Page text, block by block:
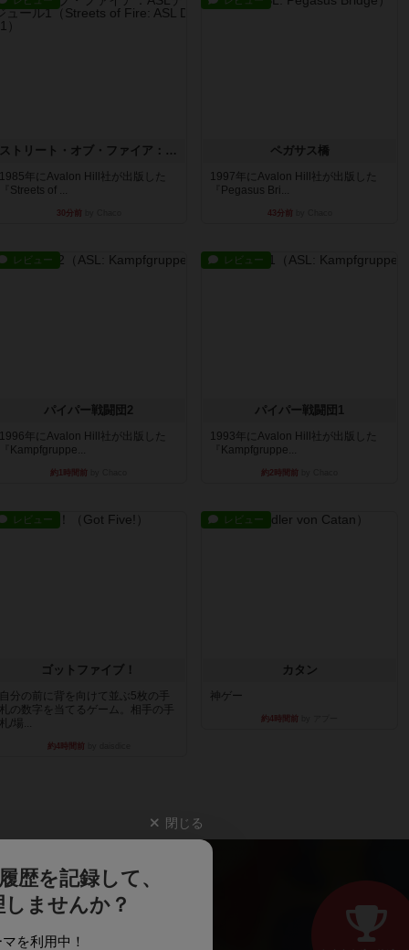
ストリート・オブ・ファイア：ASLデラックスモジュール1
1985年にAvalon Hill社が出版した
『Streets of ...
30分前
ペガサス橋
1997年にAvalon Hill社が出版した
『Pegasus Bri...
43分前
レビュー
パイパー戦闘団2
1996年にAvalon Hill社が出版した
『Kampfgruppe...
約1時間前
レビュー
パイパー戦闘団1
1993年にAvalon Hill社が出版した
『Kampfgruppe...
約2時間前
レビュー
ゴットファイブ！
自分の前に背を向けて並ぶ5枚の手
札の数字を当てるゲーム。相手の手
札/場...
約4時間前
レビュー
カタン
神ゲー
約4時間前
閉じる
歴を記録して、
ませんか？
を利用中！